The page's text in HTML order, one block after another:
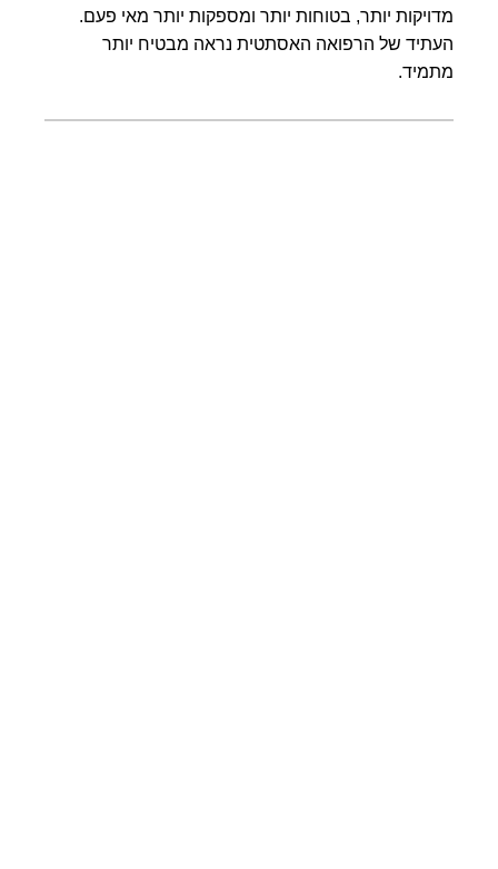
מדויקות יותר, בטוחות יותר ומספקות יותר מאי פעם.
העתיד של הרפואה האסתטית נראה מבטיח יותר
מתמיד.